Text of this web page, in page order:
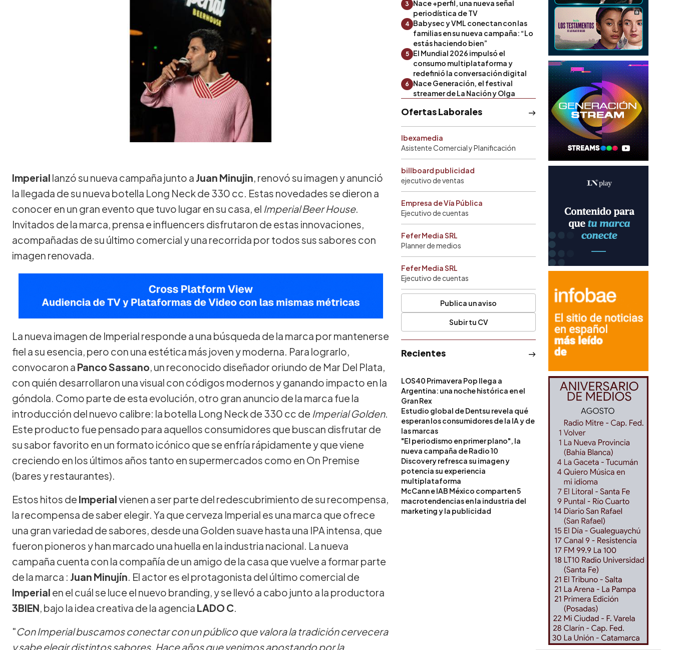
Imperial lanzó su nueva campaña junto a Juan Minujin, renovó su imagen y anunció
la llegada de su nueva botella Long Neck de 330 cc. Estas novedades se dieron a
conocer en un gran evento que tuvo lugar en su casa, el Imperial Beer House.
Invitados de la marca, prensa e influencers disfrutaron de estas innovaciones,
acompañadas de su último comercial y una recorrida por todos sus sabores con
imagen renovada.
La nueva imagen de Imperial responde a una búsqueda de la marca por mantenerse
fiel a su esencia, pero con una estética más joven y moderna. Para lograrlo,
convocaron a Panco Sassano, un reconocido diseñador oriundo de Mar Del Plata,
con quién desarrollaron una visual con códigos modernos y ganando impacto en la
góndola. Como parte de esta evolución, otro gran anuncio de la marca fue la
introducción del nuevo calibre: la botella Long Neck de 330 cc de Imperial Golden.
Este producto fue pensado para aquellos consumidores que buscan disfrutar de
su sabor favorito en un formato icónico que se enfría rápidamente y que viene
creciendo en los últimos años tanto en supermercados como en On Premise
(bares y restaurantes).
Estos hitos de Imperialvienen a ser parte del redescubrimiento de su recompensa,
la recompensa de saber elegir. Ya que cerveza Imperial es una marca que ofrece
una gran variedad de sabores, desde una Golden suave hasta una IPA intensa, que
fueron pioneros y han marcado una huella en la industria nacional. La nueva
campaña cuenta con la compañía de un amigo de la casa que vuelve a formar parte
de la marca : Juan Minujín. El actor es el protagonista del último comercial de
Imperial en el cuál se luce el nuevo branding, y se llevó a cabo junto a la productora
3BIEN, bajo la idea creativa de la agencia LADO C.
"Con Imperial buscamos conectar con un público que valora la tradición cervecera
y sabe elegir distintos sabores. Hace años que venimos apostando por la
3
Nace +perfil, una nueva señal
periodística de TV
4 Babysec y VML conectan con las
familias en su nueva campaña: “Lo
estás haciendo bien”
5
El Mundial 2026 impulsó el
consumo multiplataforma y
redefinió la conversación digital
6
Nace Generación, el festival
streamer de La Nación y Olga
Ofertas Laborales
Ibexamedia
Asistente Comercial y Planificación
billboard publicidad
ejecutivo de ventas
Empresa de Vía Pública
Ejecutivo de cuentas
Fefer Media SRL
Planner de medios
Fefer Media SRL
Ejecutivo de cuentas
Publica un aviso
Subir tu CV
Recientes
LOS40 Primavera Pop llega a
Argentina: una noche histórica en el
Gran Rex
Estudio global de Dentsu revela qué
esperan los consumidores de la IA y de
las marcas
"El periodismo en primer plano", la
nueva campaña de Radio 10
Discovery refresca su imagen y
potencia su experiencia
multiplataforma
McCann e IAB México comparten 5
macrotendencias en la industria del
marketing y la publicidad